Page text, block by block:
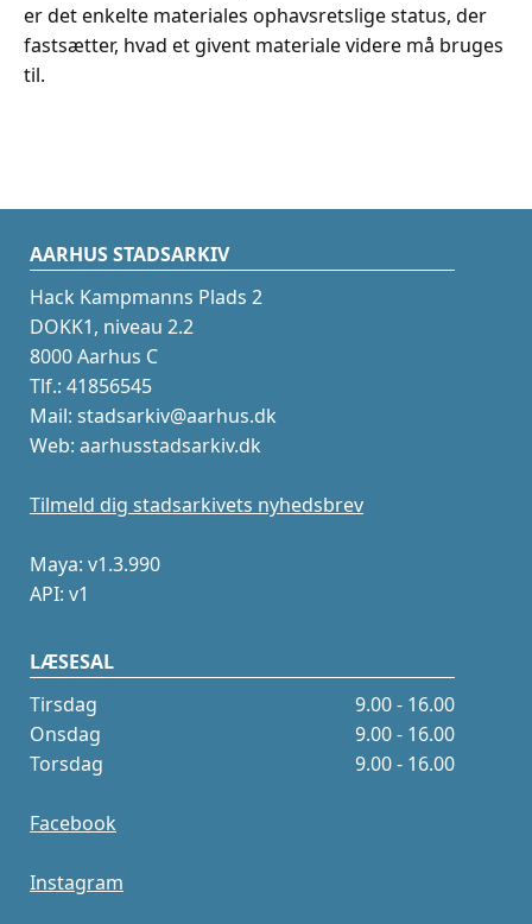
er det enkelte materiales ophavsretslige status, der
fastsætter, hvad et givent materiale videre må bruges
til.
AARHUS STADSARKIV
Hack Kampmanns Plads 2
DOKK1, niveau 2.2
8000 Aarhus C
Tlf.: 41856545
Mail: stadsarkiv@aarhus.dk
Web: aarhusstadsarkiv.dk
Tilmeld dig stadsarkivets nyhedsbrev
Maya: v1.3.990
API: v1
LÆSESAL
Tirsdag
9.00 - 16.00
Onsdag
9.00 - 16.00
Torsdag
9.00 - 16.00
Facebook
Instagram